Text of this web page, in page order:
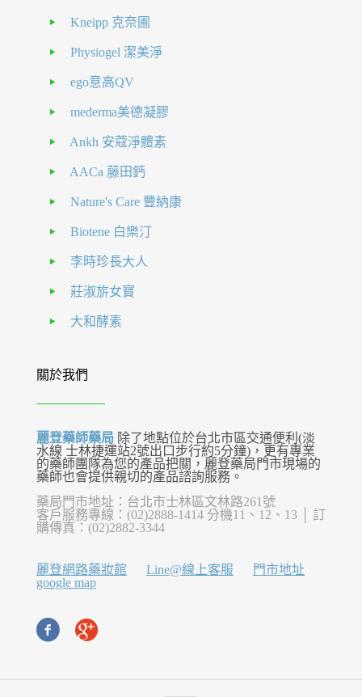
Kneipp 克奈圃
Physiogel 潔美淨
ego意高QV
mederma美德凝膠
Ankh 安蔻淨體素
AACa 藤田鈣
Nature's Care 豐納康
Biotene 白樂汀
李時珍長大人
莊淑旂女寶
大和酵素
關於我們
麗登藥師藥局 除了地點位於台北市區交通便利(淡
水線 士林捷運站2號出口步行約5分鐘)，更有專業
的藥師團隊為您的產品把關，麗登藥局門市現場的
藥師也會提供親切的產品諮詢服務。
藥局門市地址：台北市士林區文林路261號
客戶服務專線：(02)2888-1414 分機11、12、13 │ 訂
購傳真：(02)2882-3344
麗登網路藥妝館 Line@線上客服
門市地址
google map